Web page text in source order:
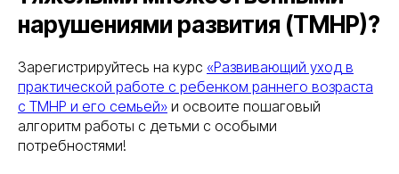
нарушениями развития (ТМНР)?
Зарегистрируйтесь на курс «Развивающий уход в
практической работе с ребенком раннего возраста
с ТМНР и его семьей» и освоите пошаговый
алгоритм работы с детьми с особыми
потребностями!